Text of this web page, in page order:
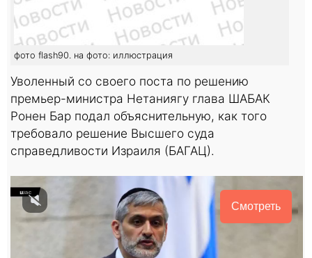
фото flash90. на фото: иллюстрация
Уволенный со своего поста по решению
премьер-министра Нетаниягу глава ШАБАК
Ронен Бар подал объяснительную, как того
требовало решение Высшего суда
справедливости Израиля (БАГАЦ).
Смотреть